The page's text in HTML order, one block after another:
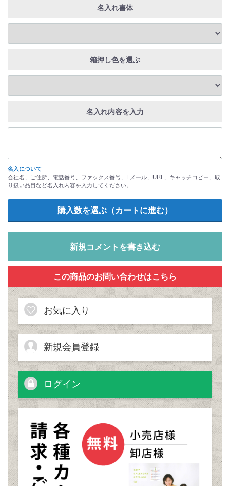
名入れ書体
箱押し色を選ぶ
名入れ内容を入力
名入について
会社名、ご住所、電話番号、ファックス番号、Eメール、URL、キャッチコピー、取
り扱い品目など名入れ内容を入力してください。
新規コメントを書き込む
お気に入り
新規会員登録
ログイン